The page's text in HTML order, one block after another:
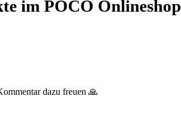
im POCO Onlineshop
dazu freuen 🙏